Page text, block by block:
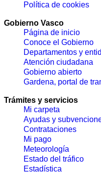
Política de cookies
Gobierno Vasco
Página de inicio
Conoce el Gobierno
Departamentos y
Atención ciudadana
Gobierno abierto
Gardena, portal de
Trámites y servicios
Mi carpeta
Ayudas y
Contrataciones
Mi pago
Meteorología
Estado del tráfico
Estadística